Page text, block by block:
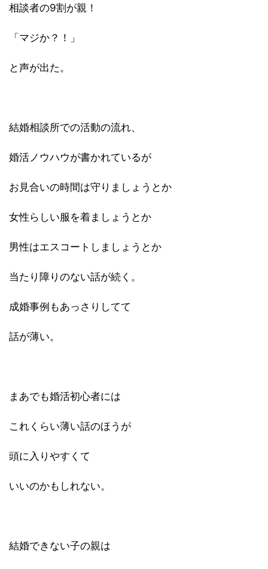
相談者の9割が親！
「マジか？！」
と声が出た。
結婚相談所での活動の流れ、
婚活ノウハウが書かれているが
お見合いの時間は守りましょうとか
女性らしい服を着ましょうとか
男性はエスコートしましょうとか
当たり障りのない話が続く。
成婚事例もあっさりしてて
話が薄い。
まあでも婚活初心者には
これくらい薄い話のほうが
頭に入りやすくて
いいのかもしれない。
結婚できない子の親は